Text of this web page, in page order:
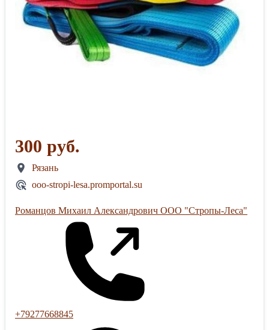
300 руб.
Рязань
ooo-stropi-lesa.promportal.su
Романцов Михаил Александрович ООО "Стропы-Леса"
+79277668845